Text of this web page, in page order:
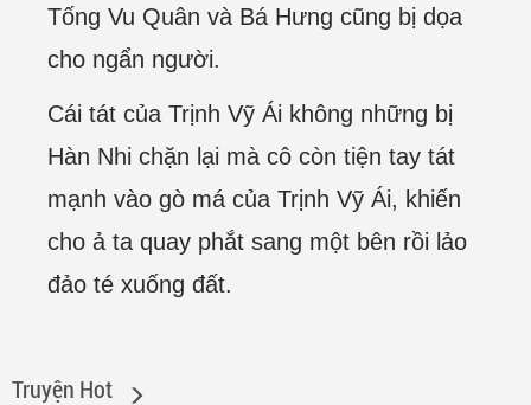
Tống Vu Quân và Bá Hưng cũng bị dọa
cho ngẩn người.
Cái tát của Trịnh Vỹ Ái không những bị
Hàn Nhi chặn lại mà cô còn tiện tay tát
mạnh vào gò má của Trịnh Vỹ Ái, khiến
cho ả ta quay phắt sang một bên rồi lảo
đảo té xuống đất.
Truyện Hot